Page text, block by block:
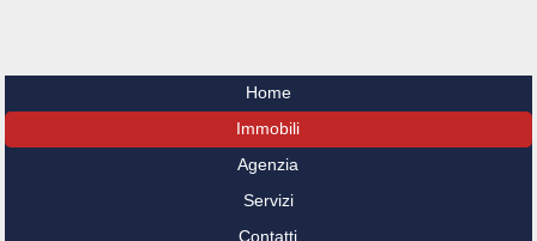
Home
Immobili
Agenzia
Servizi
Contatti